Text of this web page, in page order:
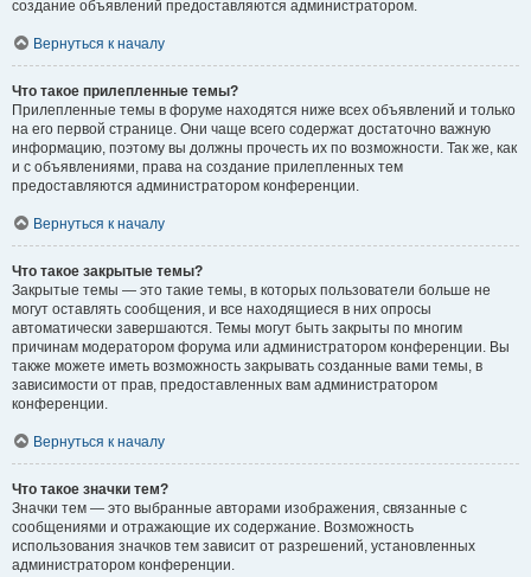
создание объявлений предоставляются администратором.
Вернуться к началу
Что такое прилепленные темы?
Прилепленные темы в форуме находятся ниже всех объявлений и только
на его первой странице. Они чаще всего содержат достаточно важную
информацию, поэтому вы должны прочесть их по возможности. Так же, как
и с объявлениями, права на создание прилепленных тем
предоставляются администратором конференции.
Вернуться к началу
Что такое закрытые темы?
Закрытые темы — это такие темы, в которых пользователи больше не
могут оставлять сообщения, и все находящиеся в них опросы
автоматически завершаются. Темы могут быть закрыты по многим
причинам модератором форума или администратором конференции. Вы
также можете иметь возможность закрывать созданные вами темы, в
зависимости от прав, предоставленных вам администратором
конференции.
Вернуться к началу
Что такое значки тем?
Значки тем — это выбранные авторами изображения, связанные с
сообщениями и отражающие их содержание. Возможность
использования значков тем зависит от разрешений, установленных
администратором конференции.